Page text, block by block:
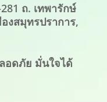
ถ. เทพารักษ์
งสมุทรปราการ,
อดภัย มั่นใจได้